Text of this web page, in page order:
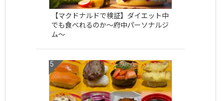
【マクドナルドで検証】ダイエット中
でも食べれるのか〜府中パーソナルジ
ム〜